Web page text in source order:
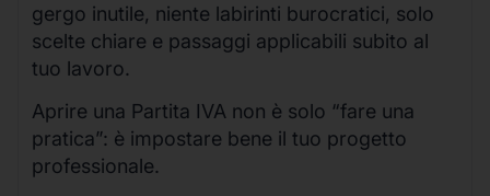
gergo inutile, niente labirinti burocratici, solo
scelte chiare e passaggi applicabili subito al
tuo lavoro.
Aprire una Partita IVA non è solo “fare una
pratica”: è impostare bene il tuo progetto
professionale.